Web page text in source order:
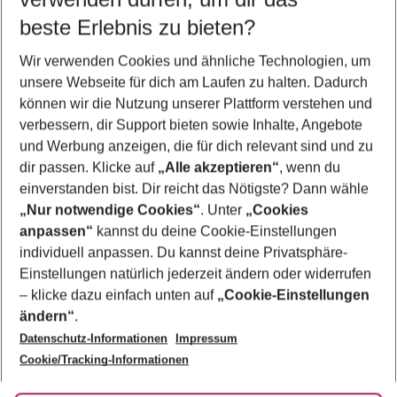
5-8 Nächte
2 Erwachsene Keine Kinder
Mehr Filter anzeigen
Footer
Footer navigation
Über uns
AGB
Bestpreisgarantie
Cookie-Einstellungen ändern
Cookie-Richtlinie
Agenturbetreuung
Barrierefreies Reisen
Folge uns
beste Erlebnis zu bieten?
Wir verwenden Cookies und ähnliche Technologien, um
unsere Webseite für dich am Laufen zu halten. Dadurch
können wir die Nutzung unserer Plattform verstehen und
verbessern, dir Support bieten sowie Inhalte, Angebote
und Werbung anzeigen, die für dich relevant sind und zu
dir passen. Klicke auf „Alle akzeptieren“, wenn du
einverstanden bist. Dir reicht das Nötigste? Dann wähle
„Nur notwendige Cookies“. Unter „Cookies
anpassen“ kannst du deine Cookie-Einstellungen
individuell anpassen. Du kannst deine Privatsphäre-
Einstellungen natürlich jederzeit ändern oder widerrufen
– klicke dazu einfach unten auf „Cookie-Einstellungen
ändern“.
Datenschutz-Informationen
Impressum
Cookie/Tracking-Informationen